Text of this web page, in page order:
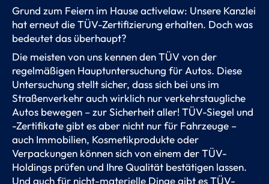
Grund zum Feiern im Hause activelaw: Unsere Kanzlei
hat erneut die TÜV-Zertifizierung erhalten. Doch was
bedeutet das überhaupt?
Die meisten von uns kennen den TÜV von der
regelmäßigen Hauptuntersuchung für Autos. Diese
Untersuchung stellt sicher, dass sich bei uns im
Straßenverkehr auch wirklich nur verkehrstaugliche
Autos bewegen – zur Sicherheit aller! TÜV-Siegel und
-Zertifikate gibt es aber nicht nur für Fahrzeuge –
auch Immobilien, Kosmetikprodukte oder
Verpackungen können sich von einem der TÜV-
Holdings prüfen und Ihre Qualität bestätigen lassen.
Und auch für nicht-materielle Dinge gibt es TÜV-